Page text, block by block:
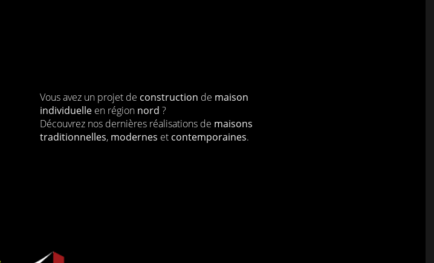
Vous avez un projet de construction de maison
individuelle en région nord ?
Découvrez nos dernières réalisations de maisons
traditionnelles, modernes et contemporaines.